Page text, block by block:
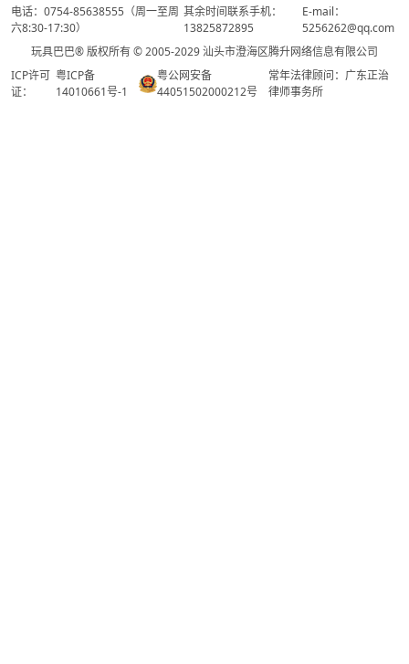
电话：0754-85638555（周一至周
六8:30-17:30）
其余时间联系手机：
13825872895
E-mail：
5256262@qq.com
玩具巴巴® 版权所有 © 2005-2029 汕头市澄海区腾升网络信息有限公司
ICP许可
证：
粤ICP备
14010661号-1
粤公网安备
44051502000212号
常年法律顾问：广东正治
律师事务所